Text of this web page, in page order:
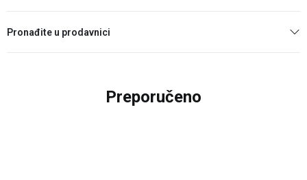
Pronađite u prodavnici
Preporučeno